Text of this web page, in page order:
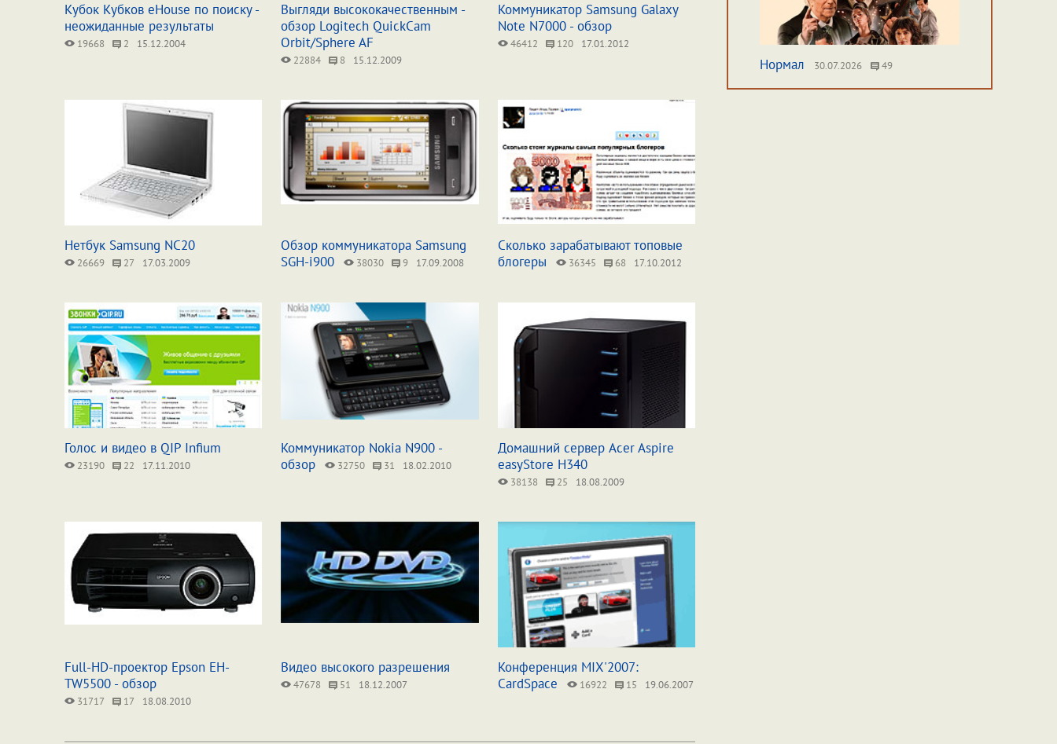
Кубок Кубков eHouse по поиску -
неожиданные результаты
19668 2 15.12.2004
Выгляди высококачественным -
обзор Logitech QuickCam
Orbit/Sphere AF
22884 8 15.12.2009
Коммуникатор Samsung Galaxy
Note N7000 - обзор
46412 120 17.01.2012
Нетбук Samsung NC20
26669 27 17.03.2009
Обзор коммуникатора Samsung
SGH-i900
38030 9 17.09.2008
Сколько зарабатывают топовые
блогеры
36345 68 17.10.2012
Голос и видео в QIP Infium
23190 22 17.11.2010
Коммуникатор Nokia N900 -
обзор
32750 31 18.02.2010
Домашний сервер Acer Aspire
easyStore H340
38138 25 18.08.2009
Full-HD-проектор Epson EH-
TW5500 - обзор
31717 17 18.08.2010
Видео высокого разрешения
47678 51 18.12.2007
Конференция MIX'2007:
CardSpace
16922 15 19.06.2007
Нормал 30.07.2026 49